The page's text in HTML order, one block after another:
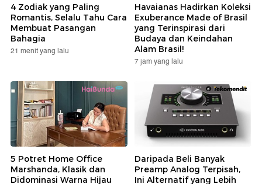
4 Zodiak yang Paling
Romantis, Selalu Tahu Cara
Membuat Pasangan
Bahagia
21 menit yang lalu
Havaianas Hadirkan Koleksi
Exuberance Made of Brasil
yang Terinspirasi dari
Budaya dan Keindahan
Alam Brasil!
7 jam yang lalu
5 Potret Home Office
Marshanda, Klasik dan
Didominasi Warna Hijau
Daripada Beli Banyak
Preamp Analog Terpisah,
Ini Alternatif yang Lebih